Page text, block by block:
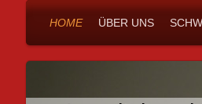
HOME ÜBER UNS